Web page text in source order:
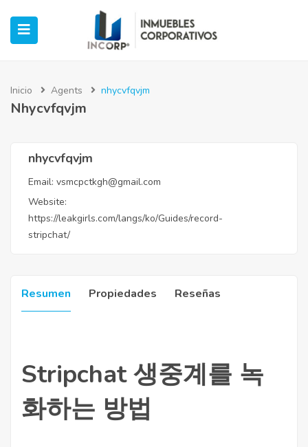
(Oficinas)
(Industrial)
(Casos de Éxito)
Inicio Agents nhycvfqvjm
Nhycvfqvjm
nhycvfqvjm
Email: vsmcpctkgh@gmail.com
Website:
https://leakgirls.com/langs/ko/Guides/record-
stripchat/
Resumen Propiedades Reseñas
Stripchat 생중계를 녹
화하는 방법